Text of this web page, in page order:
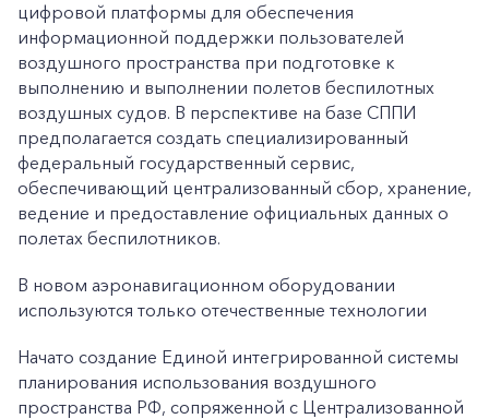
цифровой платформы для обеспечения
информационной поддержки пользователей
воздушного пространства при подготовке к
выполнению и выполнении полетов беспилотных
воздушных судов. В перспективе на базе СППИ
предполагается создать специализированный
федеральный государственный сервис,
обеспечивающий централизованный сбор, хранение,
ведение и предоставление официальных данных о
полетах беспилотников.
В новом аэронавигационном оборудовании
используются только отечественные технологии
Начато создание Единой интегрированной системы
планирования использования воздушного
пространства РФ, сопряженной с Централизованной